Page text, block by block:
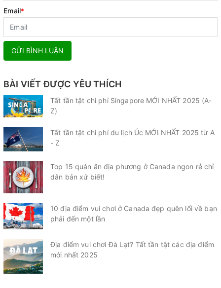
Email*
GỬI BÌNH LUẬN
BÀI VIẾT ĐƯỢC YÊU THÍCH
Tất tần tật chi phí Singapore MỚI NHẤT 2025 (A-
Z)
Tất tần tật chi phí du lịch Úc MỚI NHẤT 2025 từ A
- Z
Top 15 quán ăn địa phương ở Canada ngon rẻ chỉ
dân bản xứ biết!
10 địa điểm vui chơi ở Canada đẹp quên lối về bạn
phải đến một lần
Địa điểm vui chơi Đà Lạt? Tất tần tật các địa điểm
mới nhất 2025